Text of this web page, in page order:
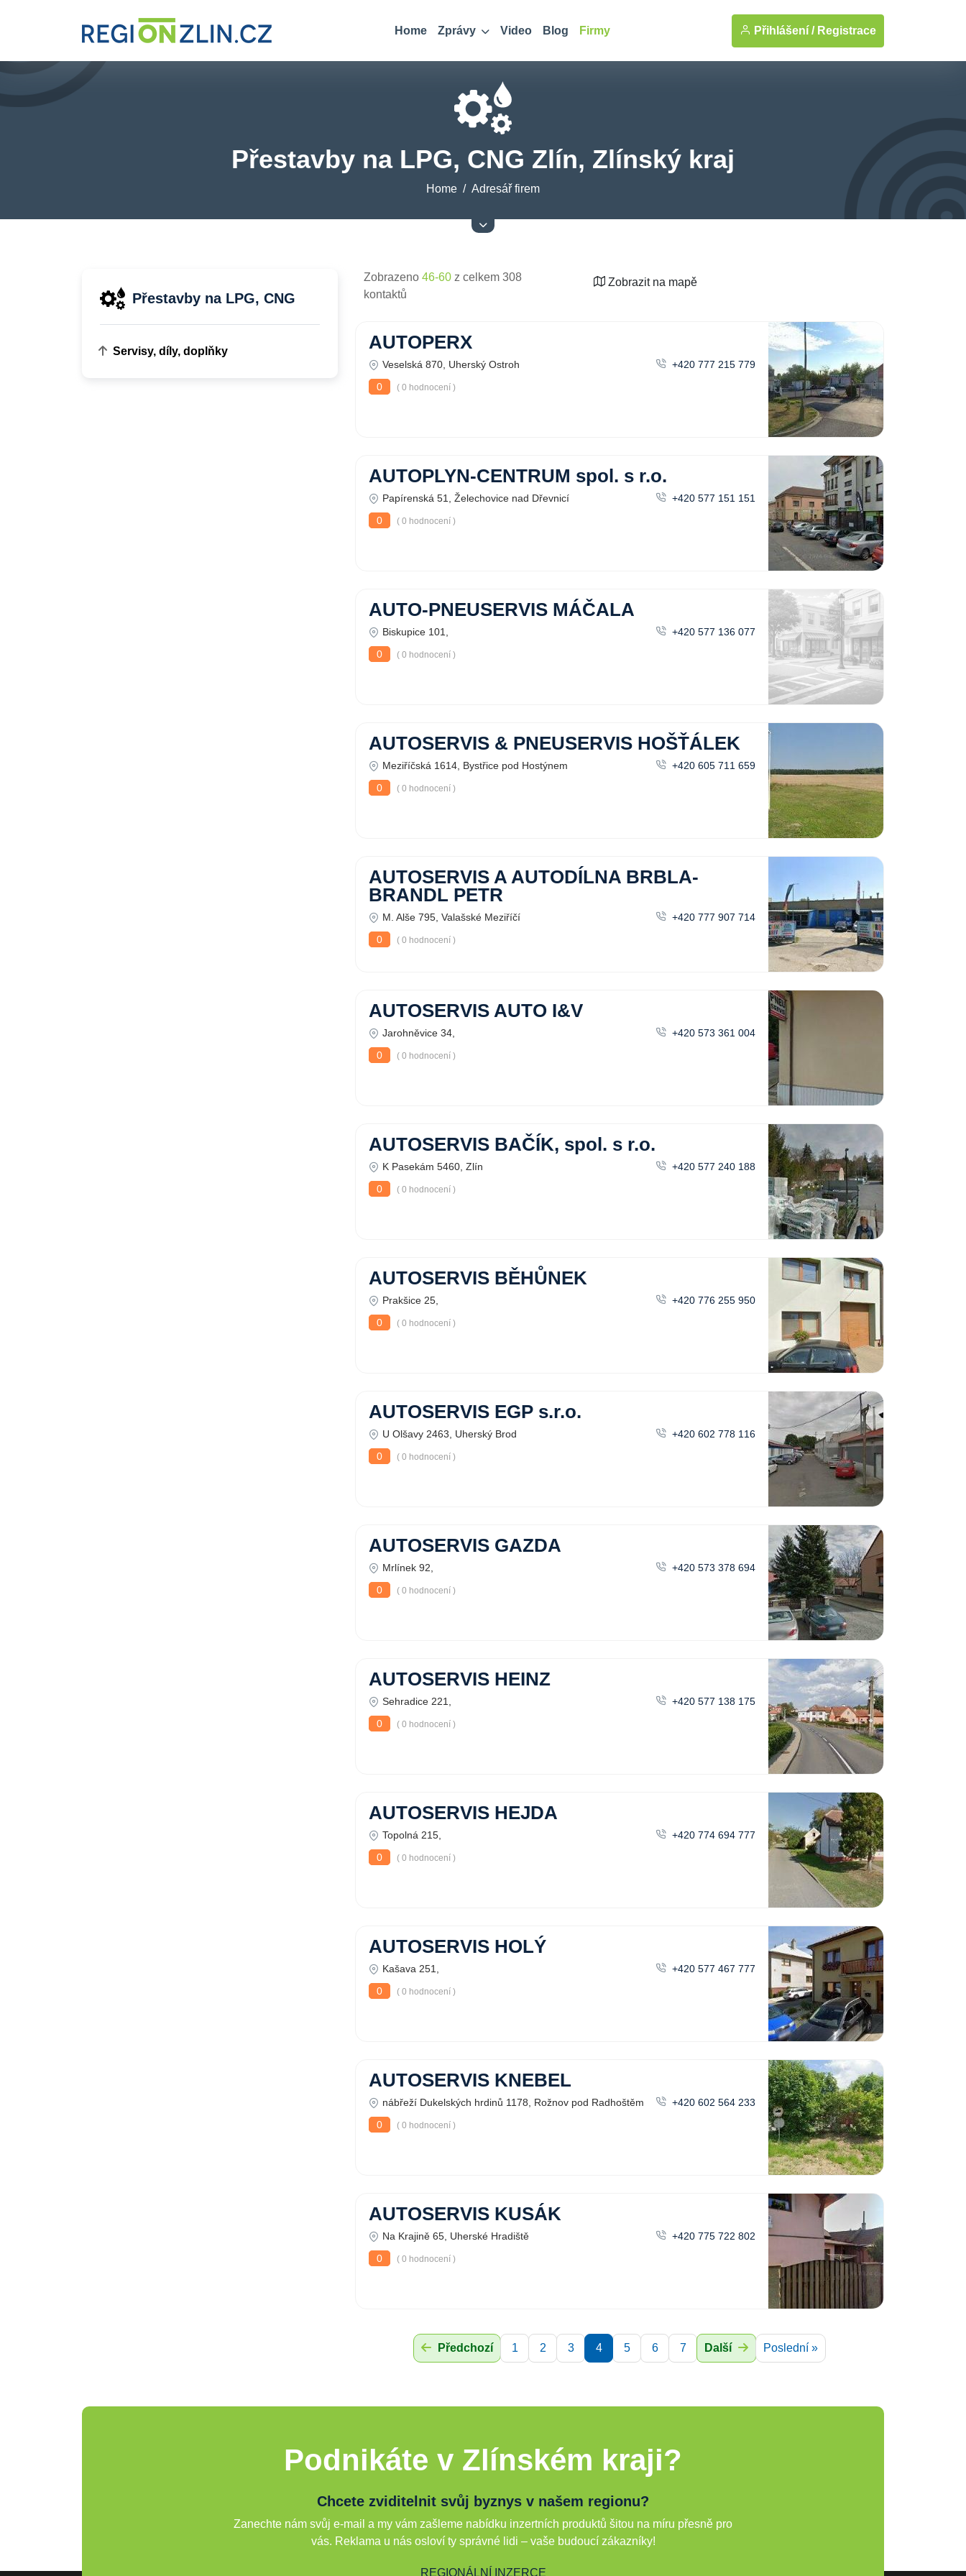
Home Zprávy Video Blog Firmy Přihlášení / Registrace
Přestavby na LPG, CNG Zlín, Zlínský kraj
Home Adresář firem
Přestavby na LPG, CNG
Servisy, díly, doplňky
Zobrazeno 46-60 z celkem 308
kontaktů
Zobrazit na mapě
AUTOPERX
Veselská 870, Uherský Ostroh
+420 777 215 779
0
( 0 hodnocení )
AUTOPLYN-CENTRUM spol. s r.o.
Papírenská 51, Želechovice nad Dřevnicí
+420 577 151 151
0
( 0 hodnocení )
AUTO-PNEUSERVIS MÁČALA
Biskupice 101,
+420 577 136 077
0
( 0 hodnocení )
AUTOSERVIS & PNEUSERVIS HOŠŤÁLEK
Meziříčská 1614, Bystřice pod Hostýnem
+420 605 711 659
0
( 0 hodnocení )
AUTOSERVIS A AUTODÍLNA BRBLA-
BRANDL PETR
M. Alše 795, Valašské Meziříčí
+420 777 907 714
0
( 0 hodnocení )
AUTOSERVIS AUTO I&V
Jarohněvice 34,
+420 573 361 004
0
( 0 hodnocení )
AUTOSERVIS BAČÍK, spol. s r.o.
K Pasekám 5460, Zlín
+420 577 240 188
0
( 0 hodnocení )
AUTOSERVIS BĚHŮNEK
Prakšice 25,
+420 776 255 950
0
( 0 hodnocení )
AUTOSERVIS EGP s.r.o.
U Olšavy 2463, Uherský Brod
+420 602 778 116
0
( 0 hodnocení )
AUTOSERVIS GAZDA
Mrlínek 92,
+420 573 378 694
0
( 0 hodnocení )
AUTOSERVIS HEINZ
Sehradice 221,
+420 577 138 175
0
( 0 hodnocení )
AUTOSERVIS HEJDA
Topolná 215,
+420 774 694 777
0
( 0 hodnocení )
AUTOSERVIS HOLÝ
Kašava 251,
+420 577 467 777
0
( 0 hodnocení )
AUTOSERVIS KNEBEL
nábřeží Dukelských hrdinů 1178, Rožnov pod Radhoštěm
+420 602 564 233
0
( 0 hodnocení )
AUTOSERVIS KUSÁK
Na Krajině 65, Uherské Hradiště
+420 775 722 802
0
( 0 hodnocení )
Předchozí 1 2 3 4 5 6 7 Další Poslední »
Podnikáte v Zlínském kraji?
Chcete zviditelnit svůj byznys v našem regionu?
Zanechte nám svůj e-mail a my vám zašleme nabídku inzertních produktů šitou na míru přesně pro
vás. Reklama u nás osloví ty správné lidi – vaše budoucí zákazníky!
REGIONÁLNÍ INZERCE